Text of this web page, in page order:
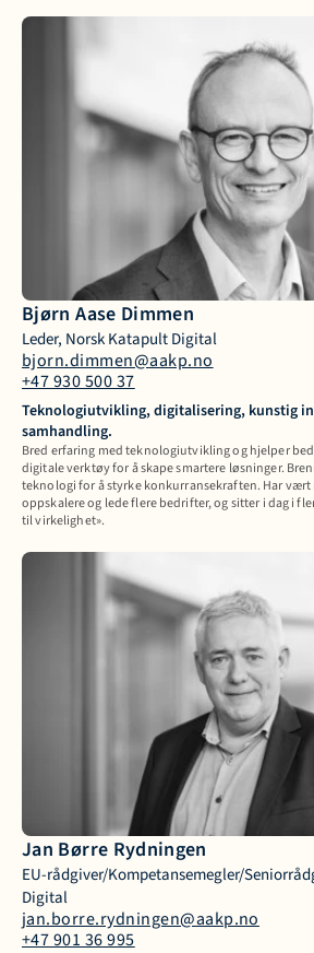
Bjørn Aase Dimmen
Leder, Norsk Katapult Digital
bjorn.dimmen@aakp.no
+47 930 500 37
Teknologiutvikling, digitalisering, kunstig
samhandling.
Bred erfaring med teknologiutvikling og hjelper
digitale verktøy for å skape smartere løsninger.
teknologi for å styrke konkurransekraften. Har vært
oppskalere og lede flere bedrifter, og sitter i dag i
til virkelighet».
Jan Børre Rydningen
EU-rådgiver/Kompetansemegler/
Digital
jan.borre.rydningen@aakp.no
+47 901 36 995